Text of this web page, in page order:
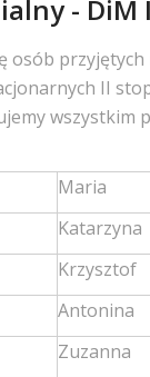
- DiM
osób
II
wszystkim
Maria
Katarzyna
Krzysztof
Antonina
Zuzanna